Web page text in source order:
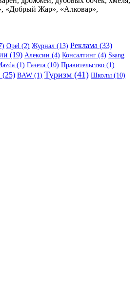
«Добрый Жар», «Алковар»,
Opel (2) Журнал (13) Реклама (33)
(19) Алексин (4) Консалтинг (4) Ssang
(1) Газета (10) Правительство (1)
(25) BAW (1) Туризм (41) Школы (10)